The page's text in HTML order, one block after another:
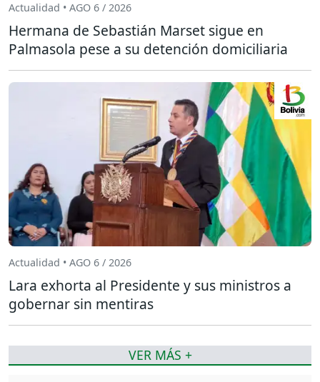
Actualidad • AGO 6 / 2026
Hermana de Sebastián Marset sigue en
Palmasola pese a su detención domiciliaria
Actualidad • AGO 6 / 2026
Lara exhorta al Presidente y sus ministros a
gobernar sin mentiras
VER MÁS +